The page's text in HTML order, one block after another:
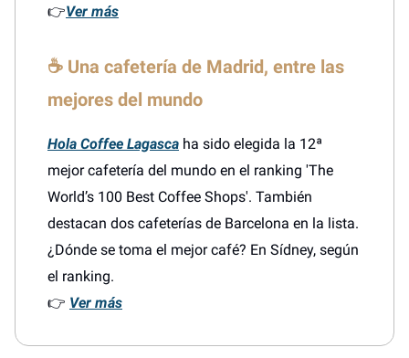
👉Ver más
☕ Una cafetería de Madrid, entre las
mejores del mundo
Hola Coffee Lagasca ha sido elegida la 12ª
mejor cafetería del mundo en el ranking 'The
World’s 100 Best Coffee Shops'. También
destacan dos cafeterías de Barcelona en la lista.
¿Dónde se toma el mejor café? En Sídney, según
el ranking.
👉 Ver más